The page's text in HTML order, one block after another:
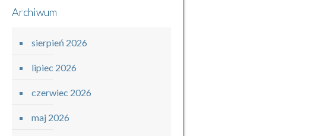
Archiwum
sierpień 2026
lipiec 2026
czerwiec 2026
maj 2026